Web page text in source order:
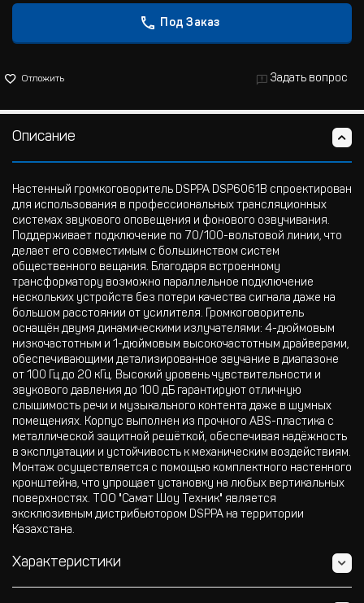
Под Заказ
Отложить Задать вопрос
Описание
Настенный громкоговоритель DSPPA DSP6061B спроектирован
для использования в профессиональных трансляционных
системах звукового оповещения и фонового озвучивания.
Поддерживает подключение по 70/100-вольтовой линии, что
делает его совместимым с большинством систем
общественного вещания. Благодаря встроенному
трансформатору возможно параллельное подключение
нескольких устройств без потери качества сигнала даже на
большом расстоянии от усилителя. Громкоговоритель
оснащён двумя динамическими излучателями: 4-дюймовым
низкочастотным и 1-дюймовым высокочастотным драйверами,
обеспечивающими детализированное звучание в диапазоне
от 100 Гц до 20 кГц. Высокий уровень чувствительности и
звукового давления до 100 дБ гарантируют отличную
слышимость речи и музыкального контента даже в шумных
помещениях. Корпус выполнен из прочного ABS-пластика с
металлической защитной решёткой, обеспечивая надёжность
в эксплуатации и устойчивость к механическим воздействиям.
Монтаж осуществляется с помощью комплектного настенного
кронштейна, что упрощает установку на любых вертикальных
поверхностях. ТОО "Самат Шоу Техник" является
эксклюзивным дистрибьютором DSPPA на территории
Казахстана.
Характеристики